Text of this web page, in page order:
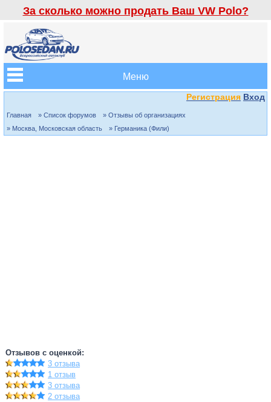
За сколько можно продать Ваш VW Polo?
Меню
Регистрация Вход
Главная » Список форумов
» Отзывы об организациях
» Москва, Московская область
» Германика (Фили)
Отзывов с оценкой:
3 отзыва
1 отзыв
3 отзыва
2 отзыва